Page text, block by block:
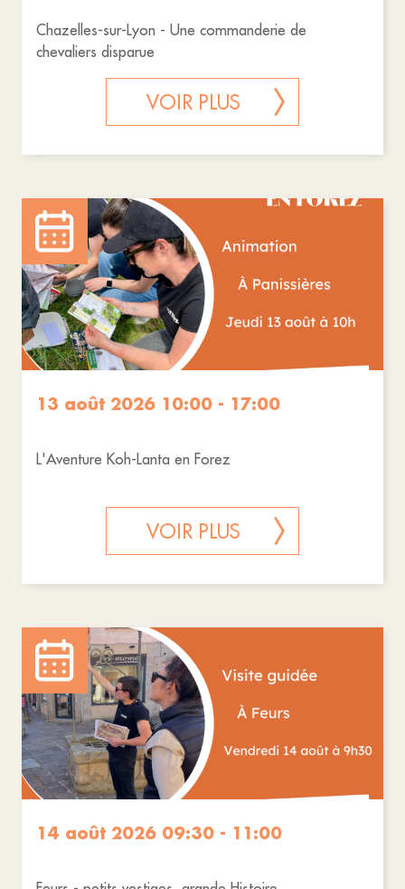
Chazelles-sur-Lyon - Une commanderie de
chevaliers disparue
VOIR PLUS
13 août 2026 10:00 - 17:00
L'Aventure Koh-Lanta en Forez
VOIR PLUS
14 août 2026 09:30 - 11:00